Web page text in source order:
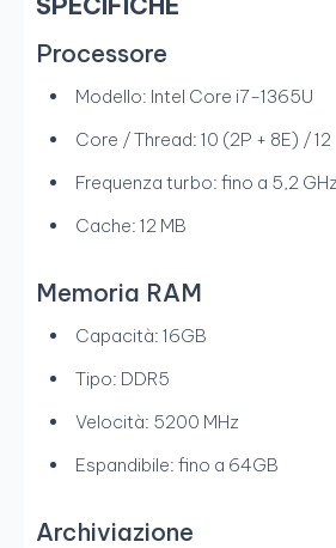
Processore
Modello: Intel Core i7-1365U
Core / Thread: 10 (2P + 8E) / 12
Frequenza turbo: fino a 5,2 GHz
Cache: 12 MB
Memoria RAM
Capacità: 16GB
Tipo: DDR5
Velocità: 5200 MHz
Espandibile: fino a 64GB
Archiviazione